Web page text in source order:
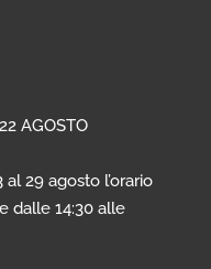
AGOSTO
29 agosto l’orario
dalle 14:30 alle